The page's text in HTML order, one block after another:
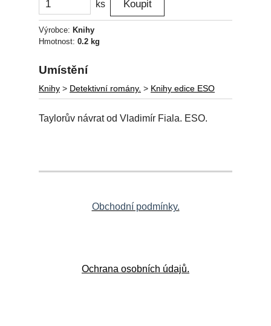
ks
Výrobce: Knihy
Hmotnost: 0.2 kg
Umístění
Knihy > Detektivní romány. > Knihy edice ESO
Taylorův návrat od Vladimír Fiala. ESO.
Obchodní podmínky.
Ochrana osobních údajů.